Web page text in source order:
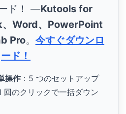
ド！ ―Kutools for
Word、PowerPoint
Pro。 今すぐダウンロ
ード！
操作 ：5 つのセットアップ
回のクリックで一括ダウン